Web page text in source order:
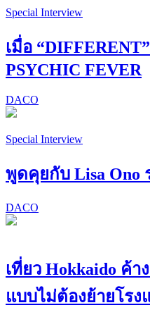
Special Interview
เมื่อ
PSYCHIC FEVER
DACO
Special Interview
พูดคุยกับ Lisa Ono
DACO
เที่ยว Hokkaido ค้า
แบบไม่ต้องย้ายโรง